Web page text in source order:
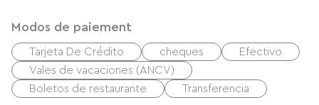
Modos de paiement
Tarjeta De Crédito cheques
Efectivo
Vales de vacaciones (ANCV)
Boletos de restaurante
Transferencia